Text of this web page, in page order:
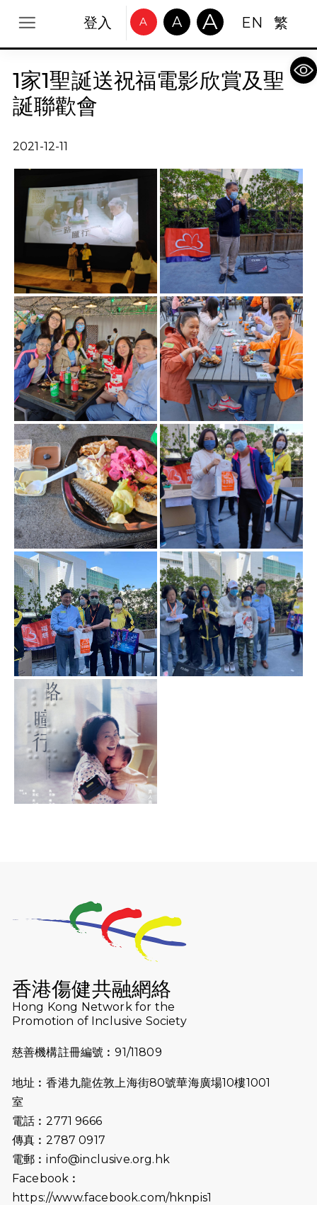
登入 A A A EN 繁
1家1聖誕送祝福電影欣賞及聖
誕聯歡會
2021-12-11
香港傷健共融網絡
Hong Kong Network for the
Promotion of Inclusive Society
慈善機構註冊編號︰91/11809
地址︰香港九龍佐敦上海街80號華海廣場10樓1001
室
電話︰2771 9666
傳真︰2787 0917
電郵︰info@inclusive.org.hk
Facebook︰
https://www.facebook.com/hknpis1